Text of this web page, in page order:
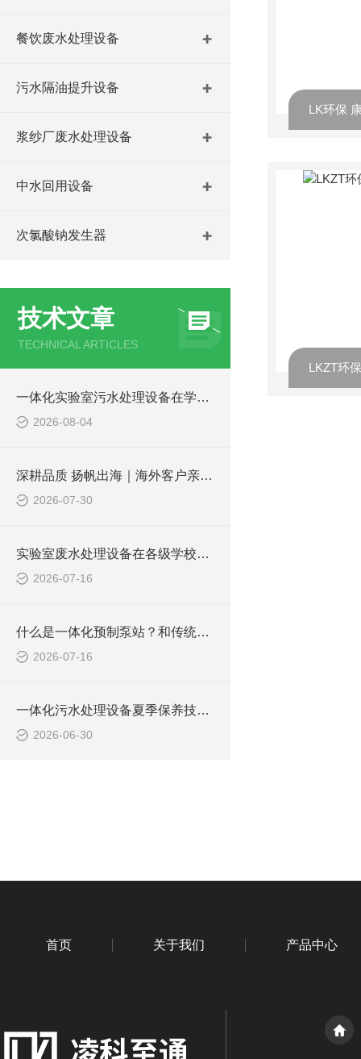
餐饮废水处理设备
污水隔油提升设备
浆纱厂废水处理设备
中水回用设备
次氯酸钠发生器
技术文章
TECHNICAL ARTICLES
一体化实验室污水处理设备在学校化学实验室的应用
2026-08-04
深耕品质 扬帆出海｜海外客户亲临凌科环保厂区实地验收设备
2026-07-30
实验室废水处理设备在各级学校的应用
2026-07-16
什么是一体化预制泵站？和传统泵站有何区别？
2026-07-16
一体化污水处理设备夏季保养技巧 降低故障稳定达标
2026-06-30
LK环保
LKZT环
首页 关于我们 产品中心